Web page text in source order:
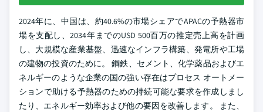
2024年に、中国は、約40.6%の市場シェアでAPACの予熱器市
場を支配し、2034年までのUSD 500百万の推定売上高を計画
し、大規模な産業基盤、迅速なインフラ構築、発電所や工場
の建物の投資のために。 鋼鉄、セメント、化学薬品およびエ
ネルギーのような企業の国の強い存在はプロセス オートメー
ションで助ける予熱器のための持続可能な要求を作成しまし
たり、エネルギー効率および他の要因を改善します。 また、